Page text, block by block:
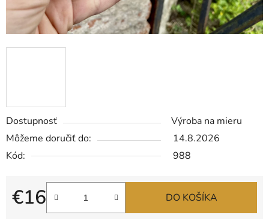
Dostupnosť
Výroba na mieru
Môžeme doručiť do:
14.8.2026
Kód:
988
€16
Jednotková cena:
DO KOŠÍKA